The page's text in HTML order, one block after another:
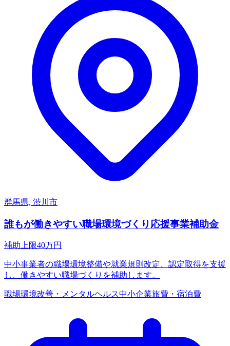
群馬県, 渋川市
誰もが働きやすい職場環境づくり応援事業補助金
補助上限40万円
中小事業者の職場環境整備や就業規則改定、認定取得を支援
し、働きやすい職場づくりを補助します。
職場環境改善・メンタルヘルス中小企業旅費・宿泊費